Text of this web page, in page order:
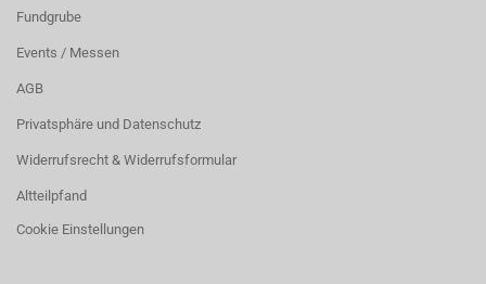
Fundgrube
Events / Messen
AGB
Privatsphäre und Datenschutz
Widerrufsrecht & Widerrufsformular
Altteilpfand
Cookie Einstellungen